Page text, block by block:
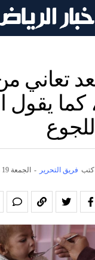
تعاني
كما
كتب فريق التحرير - الجمعة 19 ديسمبر 7:15 م